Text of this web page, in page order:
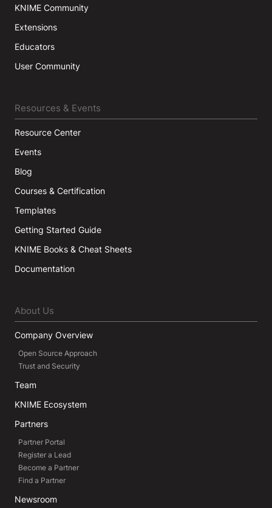
KNIME Community
Extensions
Educators
User Community
Resources & Events
Resource Center
Events
Blog
Courses & Certification
Templates
Getting Started Guide
KNIME Books & Cheat Sheets
Documentation
About Us
Company Overview
Open Source Approach
Trust and Security
Team
KNIME Ecosystem
Partners
Partner Portal
Register a Lead
Become a Partner
Find a Partner
Newsroom